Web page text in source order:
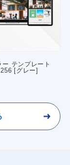
ー テンプレート
[グレー]